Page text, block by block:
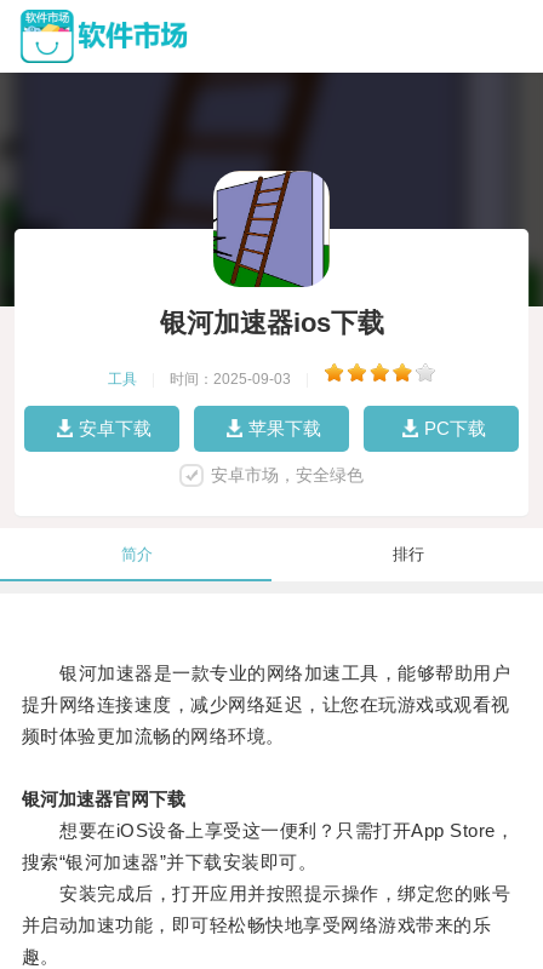
银河加速器ios下载
工具 时间：2025-09-03
安卓下载 苹果下载 PC下载
安卓市场，安全绿色
简介 排行
银河加速器是一款专业的网络加速工具，能够帮助用户
提升网络连接速度，减少网络延迟，让您在玩游戏或观看视
频时体验更加流畅的网络环境。
银河加速器官网下载
想要在iOS设备上享受这一便利？只需打开App Store，
搜索“银河加速器”并下载安装即可。
安装完成后，打开应用并按照提示操作，绑定您的账号
并启动加速功能，即可轻松畅快地享受网络游戏带来的乐
趣。